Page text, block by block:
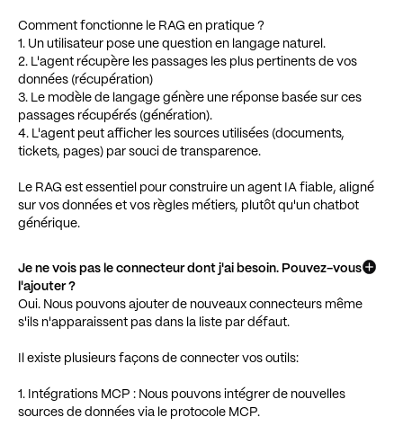
Comment fonctionne le RAG en pratique ?
1. Un utilisateur pose une question en langage naturel.
2. L'agent récupère les passages les plus pertinents de vos
données (récupération)
3. Le modèle de langage génère une réponse basée sur ces
passages récupérés (génération).
4. L'agent peut afficher les sources utilisées (documents,
tickets, pages) par souci de transparence.
Le RAG est essentiel pour construire un agent IA fiable, aligné
sur vos données et vos règles métiers, plutôt qu'un chatbot
générique.
Je ne vois pas le connecteur dont j'ai besoin. Pouvez-vous
l'ajouter ?
Oui. Nous pouvons ajouter de nouveaux connecteurs même
s'ils n'apparaissent pas dans la liste par défaut.
Il existe plusieurs façons de connecter vos outils:
1. Intégrations MCP : Nous pouvons intégrer de nouvelles
sources de données via le protocole MCP.